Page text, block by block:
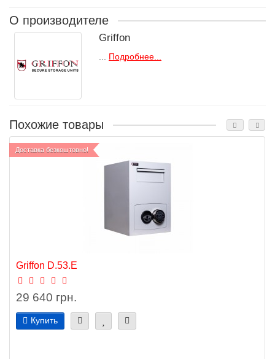
О производителе
Griffon
Подробнее...
Похожие товары
Доставка безкоштовно!
Griffon D.53.E
29 640 грн.
Купить